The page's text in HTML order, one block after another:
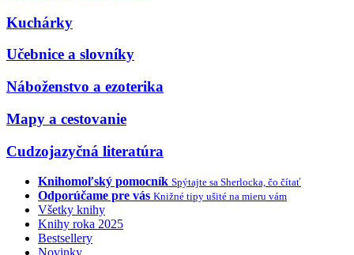
Kuchárky
Učebnice a slovníky
Náboženstvo a ezoterika
Mapy a cestovanie
Cudzojazyčná literatúra
Knihomoľský pomocník Spýtajte sa Sherlocka, čo čítať
Odporúčame pre vás Knižné tipy ušité na mieru vám
Všetky knihy
Knihy roka 2025
Bestsellery